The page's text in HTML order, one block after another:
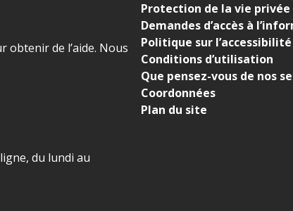
obtenir de l’aide. Nous
du lundi au
Protection de la vie privée
Demandes d’accès à
Politique sur l’accessibilité
Conditions d’utilisation
Que pensez-vous de nos
Coordonnées
Plan du site